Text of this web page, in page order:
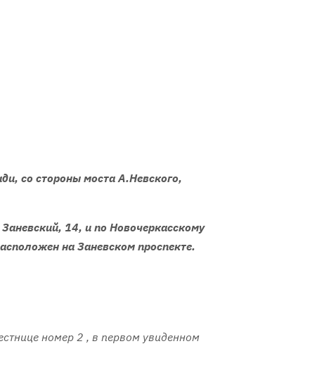
со стороны моста А.Невского,
14, и по Новочеркасскому
на Заневском проспекте.
номер 2 , в первом увиденном